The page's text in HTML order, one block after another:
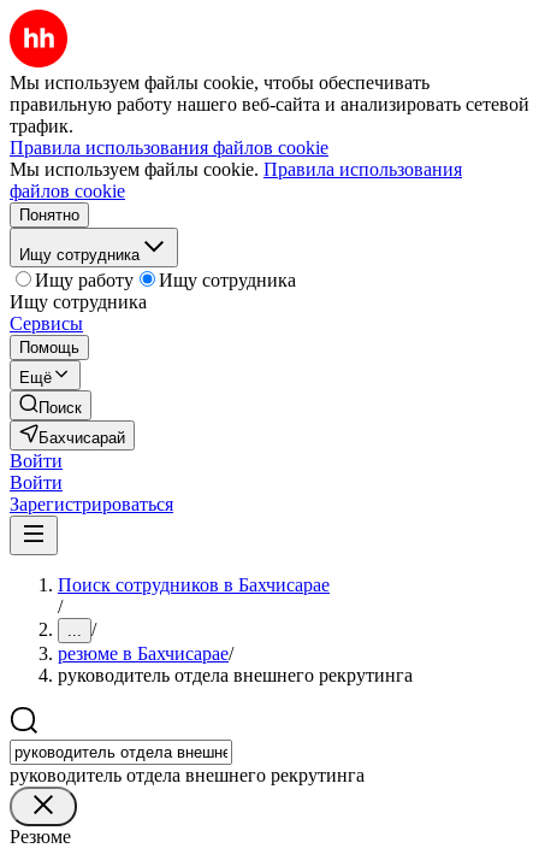
Мы используем файлы cookie, чтобы обеспечивать
правильную работу нашего веб-сайта и анализировать сетевой
трафик.
Правила использования файлов cookie
Мы используем файлы cookie. Правила использования
файлов cookie
Понятно
Ищу сотрудника
Ищу работу
Ищу сотрудника
Ищу сотрудника
Сервисы
Помощь
Ещё
Поиск
Бахчисарай
Войти
Войти
Зарегистрироваться
Поиск сотрудников в Бахчисарае
/
... /
резюме в Бахчисарае/
руководитель отдела внешнего рекрутинга
руководитель отдела внешнего рекрутинга
Резюме